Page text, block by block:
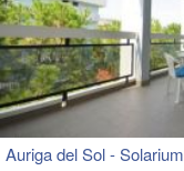
Auriga del Sol - Solarium